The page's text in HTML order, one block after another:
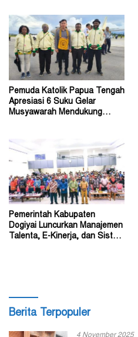
Pemuda Katolik Papua Tengah
Apresiasi 6 Suku Gelar
Musyawarah Mendukung
Pemerintah Kabupaten
Dogiyai Luncurkan Manajemen
Talenta, E-Kinerja, dan Sistem
Berita Terpopuler
4 November 2025